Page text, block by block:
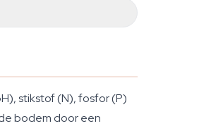
stikstof (N), fosfor (P)
bodem door een